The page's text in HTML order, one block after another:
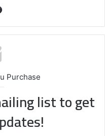
bo
Purchase
list to get